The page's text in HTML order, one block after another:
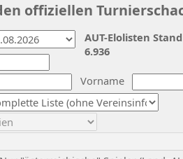
offiziellen
Vorname
AUT-Elolisten
6.936